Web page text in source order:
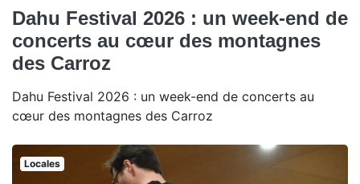
Dahu Festival 2026 : un week-end de
concerts au cœur des montagnes
des Carroz
Dahu Festival 2026 : un week-end de concerts au
cœur des montagnes des Carroz
Locales